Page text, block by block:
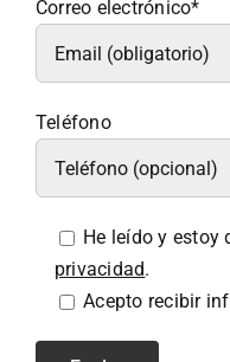
Correo electrónico*
Teléfono
He leído y estoy
privacidad.
Acepto recibir